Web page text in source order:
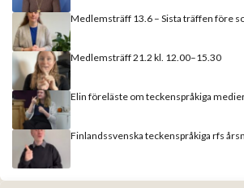
Medlemsträff 13.6 – Sista träffen före
Medlemsträff 21.2 kl. 12.00–15.30
Elin föreläste om teckenspråkiga
Finlandssvenska teckenspråkiga rfs